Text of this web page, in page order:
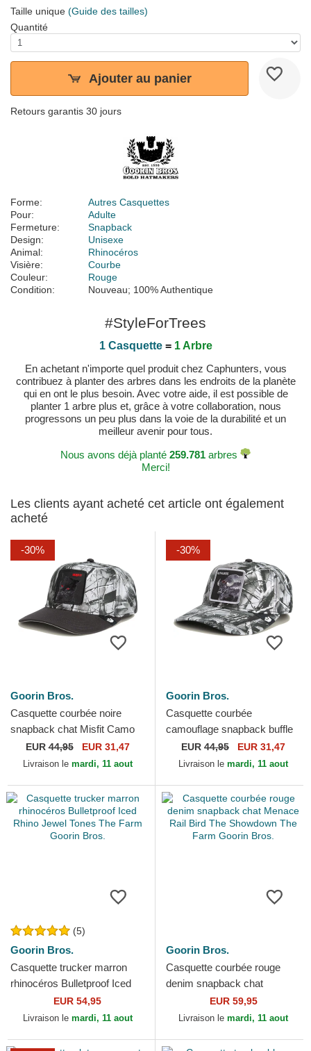
Taille unique (Guide des tailles)
Quantité
Ajouter au panier
Retours garantis 30 jours
Forme:
Autres Casquettes
Pour:
Adulte
Fermeture:
Snapback
Design:
Unisexe
Animal:
Rhinocéros
Visière:
Courbe
Couleur:
Rouge
Condition:
Nouveau; 100% Authentique
#StyleForTrees
1 Casquette= 1 Arbre
En achetant n'importe quel produit chez Caphunters, vous
contribuez à planter des arbres dans les endroits de la planète
qui en ont le plus besoin. Avec votre aide, il est possible de
planter 1 arbre plus et, grâce à votre collaboration, nous
progressons un peu plus dans la voie de la durabilité et un
meilleur avenir pour tous.
Nous avons déjà planté 259.781 arbres
Merci!
Les clients ayant acheté cet article ont également
acheté
-30%
Goorin Bros.
Casquette courbée noire
snapback chat Misfit Camo
Desaturated Camo The Farm
Goorin Bros.
EUR44,95 EUR 31,47
Livraison le mardi, 11 aout
-30%
Goorin Bros.
Casquette courbée
camouflage snapback buffle
Ruthless Camo Desaturated
Camo The Farm Goorin
EUR 44,95 EUR 31,47
Livraison le mardi, 11 aout
(5)
Goorin Bros.
Casquette trucker marron
rhinocéros Bulletproof Iced
Rhino Jewel Tones The Farm
Goorin Bros.
EUR 54,95
Livraison le mardi, 11 aout
Goorin Bros.
Casquette courbée rouge
denim snapback chat
Menace Rail Bird The
Showdown The Farm Goorin
EUR 59,95
Livraison le mardi, 11 aout